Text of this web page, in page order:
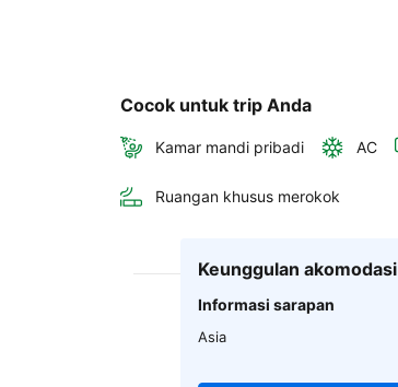
Cocok untuk trip Anda
Kamar mandi pribadi AC
Ruangan khusus merokok
Keunggulan akomodasi
Informasi sarapan
Asia